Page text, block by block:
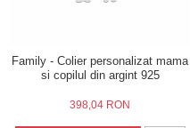
Family - Colier personalizat mama
si copilul din argint 925
398,04 RON